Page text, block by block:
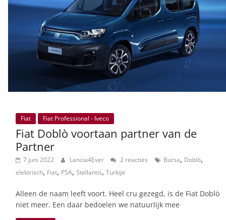
Fiat Fiat Professional - Iveco
Fiat Doblò voortaan partner van de
Partner
7 juni 2022 Lancia4Ever 2 reacties Bursa, Doblò,
elektrisch, Fiat, PSA, Stellantis, Turkije
Alleen de naam leeft voort. Heel cru gezegd, is de Fiat Doblò
niet meer. Een daar bedoelen we natuurlijk mee